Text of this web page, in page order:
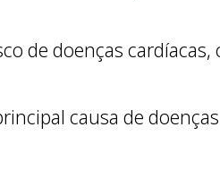
de doenças
causa de